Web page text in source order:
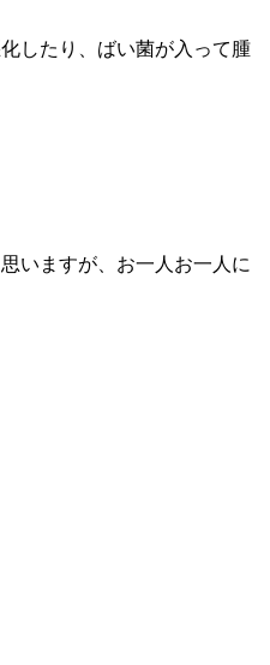
したり、ばい菌が入って腫
いますが、お一人お一人に